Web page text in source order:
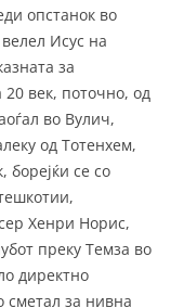
опстанок во
велел Исус на
за
20 век, поточно, од
во Вулич,
од Тотенхем,
борејќи се со
Хенри Норис,
преку Темза во
директно
сметал за нивна